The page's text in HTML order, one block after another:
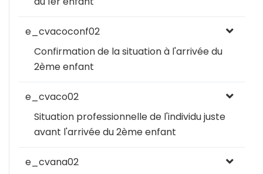
e_cvacoconf02
Confirmation de la situation à l'arrivée du
2ème enfant
e_cvaco02
Situation professionnelle de l'individu juste
avant l'arrivée du 2ème enfant
e_cvana02